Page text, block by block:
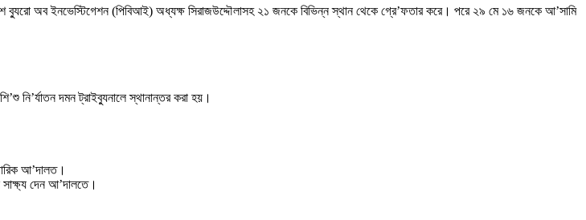
ব্যুরো অব ইনভেস্টিগেশন (পিবিআই) অধ্যক্ষ সিরাজউদ্দৌলাসহ ২১ জনকে বিভিন্ন স্থান থেকে গ্রে’ফতার করে। পরে ২৯ মে ১৬ জনকে আ’সামি
নি’র্যাতন দমন ট্রাইব্যুনালে স্থানান্তর করা হয়।
আ’দালত।
দেন আ’দালতে।